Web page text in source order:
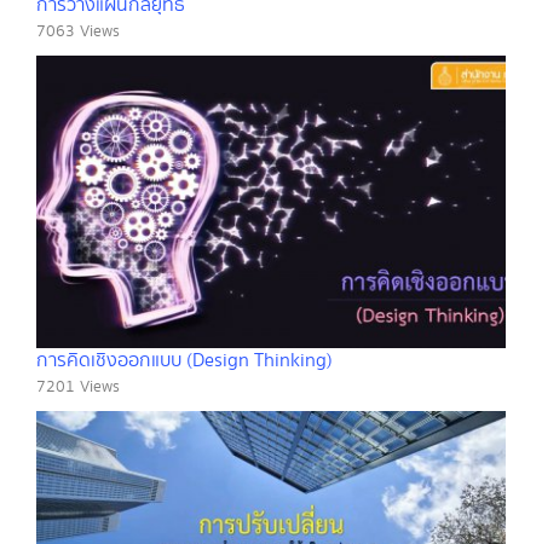
7063 Views
การคิดเชิงออกแบบ (Design Thinking)
7201 Views